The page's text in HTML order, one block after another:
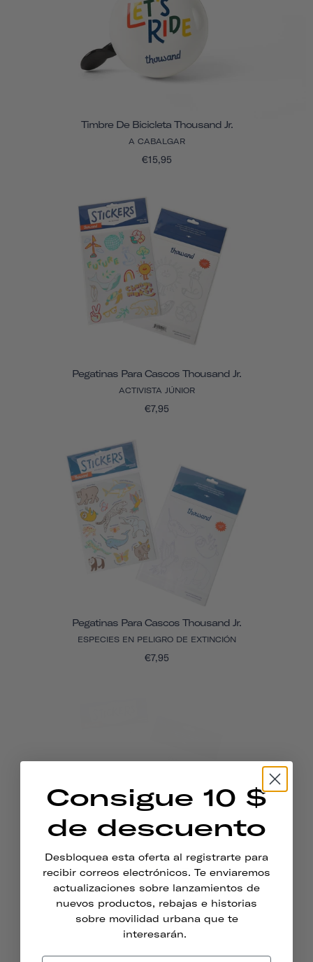
Timbre De Bicicleta Thousand Jr.
A CABALGAR
€15,95
Pegatinas Para Cascos Thousand Jr.
ACTIVISTA JÚNIOR
€7,95
Pegatinas Para Cascos Thousand Jr.
ESPECIES EN PELIGRO DE EXTINCIÓN
€7,95
Pegatinas Para Cascos Thousand Jr.
MUCHAS CARTAS
€7,95
Consigue 10 $
de descuento
Desbloquea esta oferta al registrarte para
recibir correos electrónicos. Te enviaremos
actualizaciones sobre lanzamientos de
nuevos productos, rebajas e historias
sobre movilidad urbana que te
interesarán.